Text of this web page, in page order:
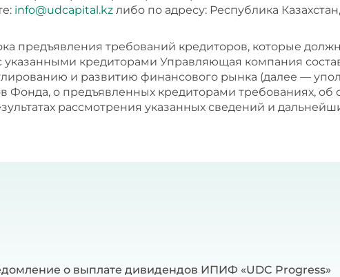
info@udcapital.kz либо по адресу: Республика
предъявления требований кредиторов, которые
указанными кредиторами Управляющая компания
и развитию финансового рынка (далее —
Фонда, о предъявленных кредиторами требованиях,
рассмотрения указанных сведений и
о выплате дивидендов ИПИФ «UDC Progress»